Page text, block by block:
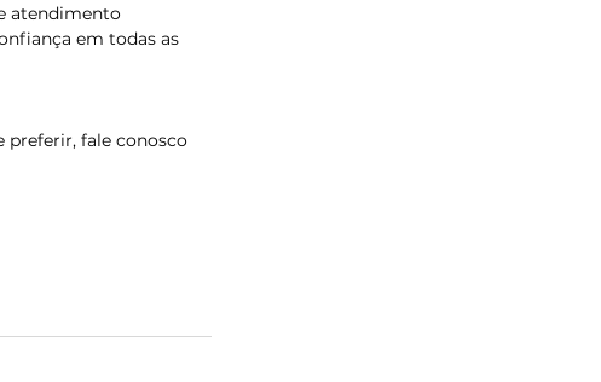
atendimento
em todas as
preferir, fale conosco